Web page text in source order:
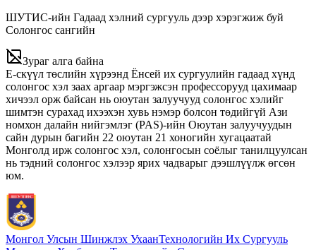
ШУТИС-ийн Гадаад хэлний сургууль дээр хэрэгжиж буй
Солонгос сангийн
Зураг алга байна
Е-скүүл төслийн хүрээнд Ёнсей их сургуулийн гадаад хүнд
солонгос хэл заах аргаар мэргэжсэн профессорууд цахимаар
хичээл орж байсан нь оюутан залуучууд солонгос хэлийг
шимтэн сурахад ихээхэн хувь нэмэр болсон төдийгүй Ази
номхон далайн нийгэмлэг (PAS)-ийн Оюутан залуучуудын
сайн дурын багийн 22 оюутан 21 хоногийн хугацаатай
Монголд ирж солонгос хэл, солонгосын соёлыг танилцуулсан
нь тэдний солонгос хэлээр ярих чадварыг дээшлүүлж өгсөн
юм.
Монгол Улсын Шинжлэх УхаанТехнологийн Их Сургууль